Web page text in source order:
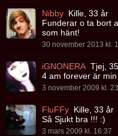
Nibby Kille, 33 år
Funderar o ta bort
som hänt!
30 november 2013 kl.
iGNONERA Tjej,
4 am forever är
3 november 2009 kl.
FluFFy Kille, 33 år
Så Sjukt bra !!! :)
3 mars 2009 kl. 16:37